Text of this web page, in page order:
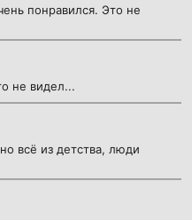
понравился. Это не
не видел...
всё из детства, люди